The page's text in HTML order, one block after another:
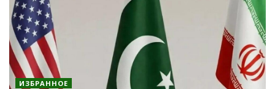
ИЗБРАННОЕ